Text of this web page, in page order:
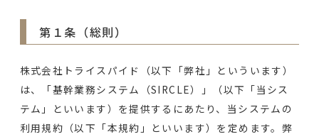
第１条（総則）
株式会社トライスパイド（以下「弊社」といういます）
は、「基幹業務システム（SIRCLE）」（以下「当シス
テム」といいます）を提供するにあたり、当システムの
利用規約（以下「本規約」といいます）を定めます。弊